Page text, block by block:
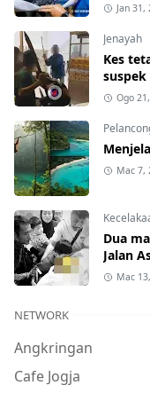
Jan 31,
Jenayah
Kes
Ogo
Mac 7,
Dua
Jalan
Mac
NETWORK
Angkringan
Cafe Jogja